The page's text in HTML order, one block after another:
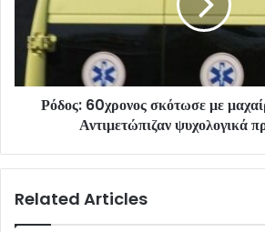
Ρόδος: 60χρονος σκότωσε με
Αντιμετώπιζαν ψυχολογικά
Related Articles